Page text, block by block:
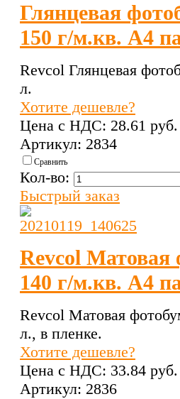
Глянцевая
150 г/м.кв. А4
Revcol Глянцевая
л.
Хотите дешевле?
Цена с НДС: 28.61 pуб.
Артикул: 2834
Сравнить
Кол-во:
Быстрый заказ
Revcol Матовая
140 г/м.кв. А4
Revcol Матовая
л., в пленке.
Хотите дешевле?
Цена с НДС: 33.84 pуб.
Артикул: 2836